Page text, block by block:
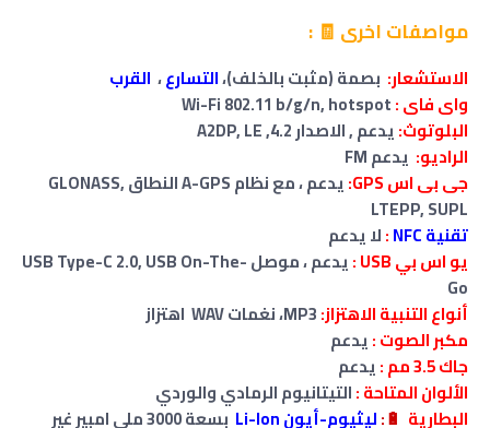
مواصفات اخرى 🧾 :
الاستشعار: بصمة (مثبت بالخلف)،التسارع، القرب
واى فاى :
البلوتوث:يدعم , الاصدار 4.2, A2DP, LE
الراديو: يدعم FM
جى بى اس GPS:
يدعم ، مع نظام A-GPS النطاق GLONASS,
LTEPP, SUPL
تقنية NFC
:لايدعم
يو اس بي USB :
يدعم ، موصل USB Type-C 2.0, USB On-The-
Go
أنواع التنبية الاهتزاز:
مكبر الصوت :يدعم
جاك 3.5 مم
:يدعم
الألوان المتاحة:التيتانيوم الرمادي والوردي
البطارية 🔋
:ليثيوم-أيون Li-Ion بسعة3000ملي امبير غير